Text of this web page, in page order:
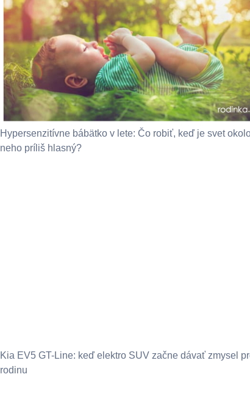
Hypersenzitívne bábätko v lete: Čo robiť, keď je svet
neho príliš hlasný?
Kia EV5 GT-Line: keď elektro SUV začne dávať zmysel
rodinu